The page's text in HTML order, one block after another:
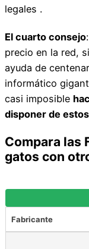
legales .
El cuarto consejo:
precio en la red,
ayuda de
informático
casi imposible
disponer de
Compara las
gatos con
Fabricante